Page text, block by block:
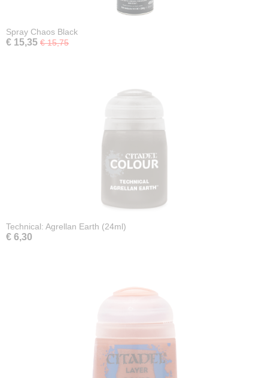
Spray Chaos Black
€ 15,35 € 15,75
Technical: Agrellan Earth (24ml)
€ 6,30